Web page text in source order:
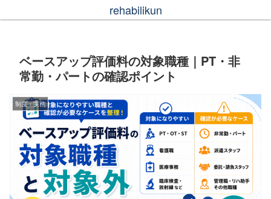
rehabilikun
ベースアップ評価料の対象職種｜PT・非
常勤・パートの確認ポイント
制度・実務